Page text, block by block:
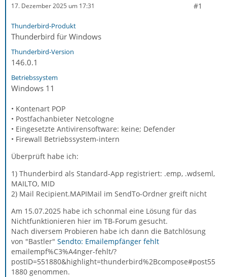
17. Dezember 2025 um 17:31 #1
Thunderbird-Produkt
Thunderbird für Windows
Thunderbird-Version
146.0.1
Betriebssystem
Windows 11
• Kontenart POP
• Postfachanbieter Netcologne
• Eingesetzte Antivirensoftware: keine; Defender
• Firewall Betriebssystem-intern
Überprüft habe ich:
1) Thunderbird als Standard-App registriert: .emp, .wdseml,
MAILTO, MID
2) Mail Recipient.MAPIMail im SendTo-Ordner greift nicht
Am 15.07.2025 habe ich schonmal eine Lösung für das
Nichtfunktionieren hier im TB-Forum gesucht.
Nach diversem Probieren habe ich dann die Batchlösung
von "Bastler" Sendto: Emailempfänger fehlt
emailempf%C3%A4nger-fehlt/?
postID=551880&highlight=thunderbird%2Bcompose#post55
1880 genommen.